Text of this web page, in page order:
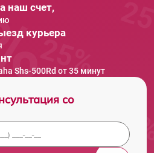
наш счет,
курьера
Shs-500Rd от 35 минут
со